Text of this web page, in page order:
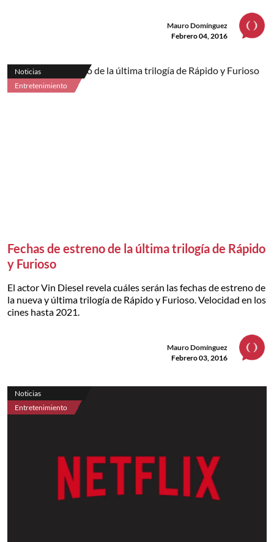
Mauro Domínguez
Febrero 04, 2016
Noticias
Entretenimiento
Fechas de estreno de la última trilogía de Rápido
y Furioso
El actor Vin Diesel revela cuáles serán las fechas de estreno de
la nueva y última trilogía de Rápido y Furioso. Velocidad en los
cines hasta 2021.
Mauro Domínguez
Febrero 03, 2016
Noticias
Entretenimiento